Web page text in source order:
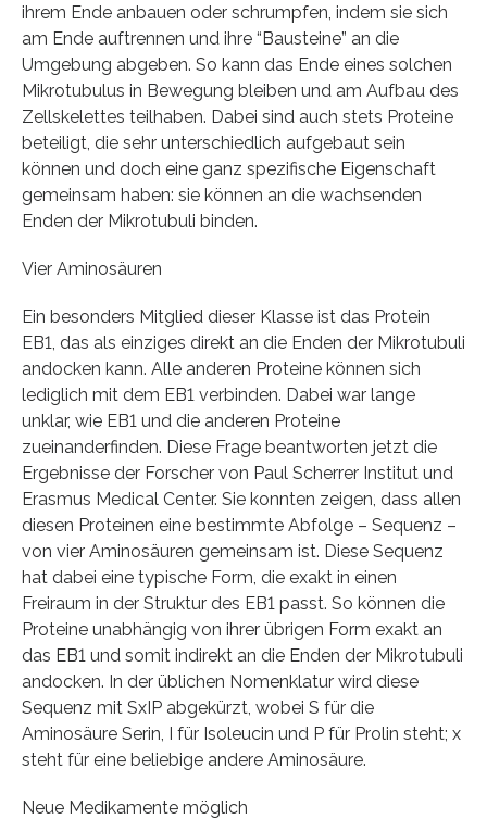
ihrem Ende anbauen oder schrumpfen, indem sie sich
am Ende auftrennen und ihre “Bausteine” an die
Umgebung abgeben. So kann das Ende eines solchen
Mikrotubulus in Bewegung bleiben und am Aufbau des
Zellskelettes teilhaben. Dabei sind auch stets Proteine
beteiligt, die sehr unterschiedlich aufgebaut sein
können und doch eine ganz spezifische Eigenschaft
gemeinsam haben: sie können an die wachsenden
Enden der Mikrotubuli binden.
Vier Aminosäuren
Ein besonders Mitglied dieser Klasse ist das Protein
EB1, das als einziges direkt an die Enden der Mikrotubuli
andocken kann. Alle anderen Proteine können sich
lediglich mit dem EB1 verbinden. Dabei war lange
unklar, wie EB1 und die anderen Proteine
zueinanderfinden. Diese Frage beantworten jetzt die
Ergebnisse der Forscher von Paul Scherrer Institut und
Erasmus Medical Center. Sie konnten zeigen, dass allen
diesen Proteinen eine bestimmte Abfolge – Sequenz –
von vier Aminosäuren gemeinsam ist. Diese Sequenz
hat dabei eine typische Form, die exakt in einen
Freiraum in der Struktur des EB1 passt. So können die
Proteine unabhängig von ihrer übrigen Form exakt an
das EB1 und somit indirekt an die Enden der Mikrotubuli
andocken. In der üblichen Nomenklatur wird diese
Sequenz mit SxIP abgekürzt, wobei S für die
Aminosäure Serin, I für Isoleucin und P für Prolin steht; x
steht für eine beliebige andere Aminosäure.
Neue Medikamente möglich